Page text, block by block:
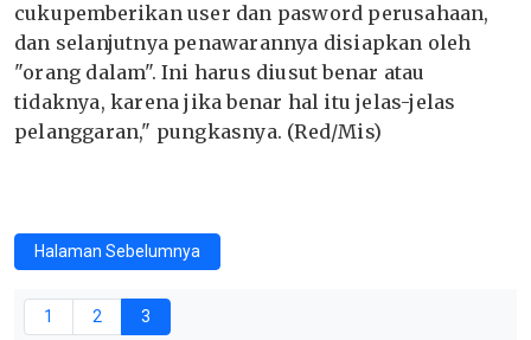
cukupemberikan user dan pasword perusahaan,
dan selanjutnya penawarannya disiapkan oleh
"orang dalam". Ini harus diusut benar atau
tidaknya, karena jika benar hal itu jelas-jelas
pelanggaran," pungkasnya. (Red/Mis)
Halaman Sebelumnya
1 2 3